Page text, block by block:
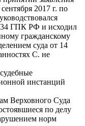
2017 г. по
ГПК РФ и исходил
гражданскому
суда от 14
С. не
инстанций
Верховного Суда
по делу
норм